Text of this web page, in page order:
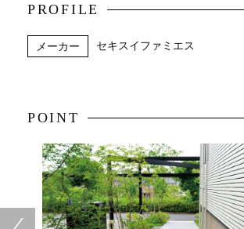
PROFILE
メーカー セキスイファミエス
POINT